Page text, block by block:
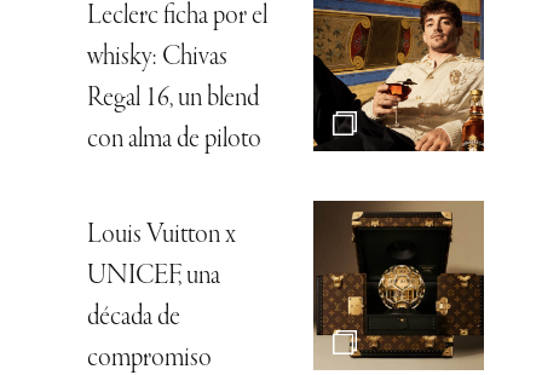
Leclerc ficha por el
whisky: Chivas
Regal 16, un blend
con alma de piloto
Louis Vuitton x
UNICEF, una
década de
compromiso